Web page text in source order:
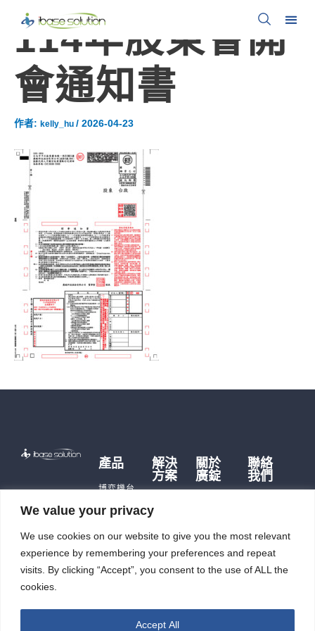
We value your privacy
We use cookies on our website to give you the most relevant
experience by remembering your preferences and repeat
visits. By clicking “Accept”, you consent to the use of ALL the
cookies.
Accept All
114年股東會開
會通知書
作者: kelly_hu / 2026-04-23
產品
博弈機台
遊戲主機
充電樁
觸控平板
電腦
解決
方案
體
用
智能自
動化
關於
廣錠
公司據點
力
廣錠徵才
聯絡
我們
即時訊
投資人
專區